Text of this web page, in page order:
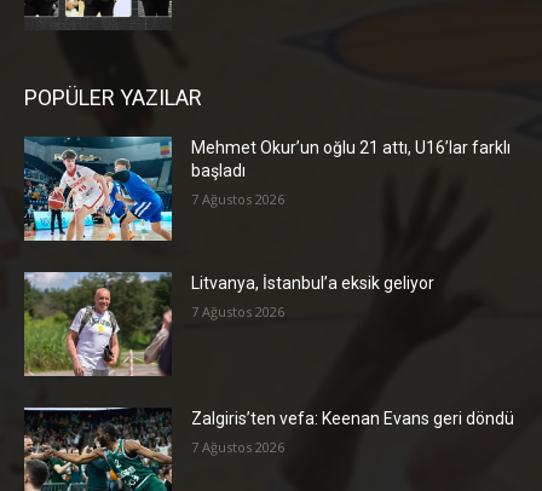
POPÜLER YAZILAR
Mehmet Okur’un oğlu 21 attı, U16’lar farklı
başladı
7 Ağustos 2026
Litvanya, İstanbul’a eksik geliyor
7 Ağustos 2026
Zalgiris’ten vefa: Keenan Evans geri döndü
7 Ağustos 2026